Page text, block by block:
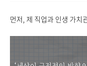
먼저, 제 직업과 인생 가치